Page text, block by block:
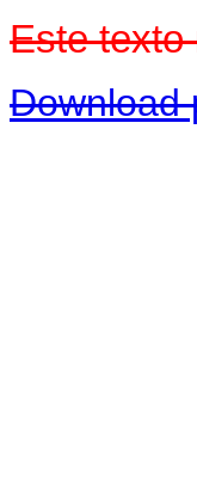
Este
Download